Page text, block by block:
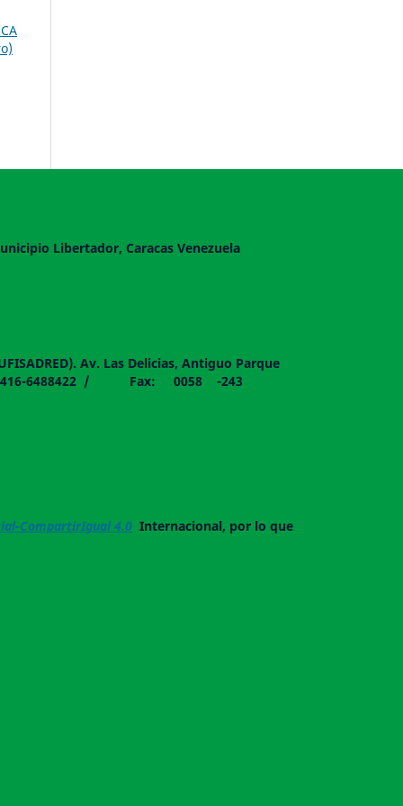
Libertador, Caracas Venezuela
Av. Las Delicias, Antiguo Parque
- 0416-6488422 / Fax: 0058 -243
CompartirIgual 4.0 Internacional, por lo que